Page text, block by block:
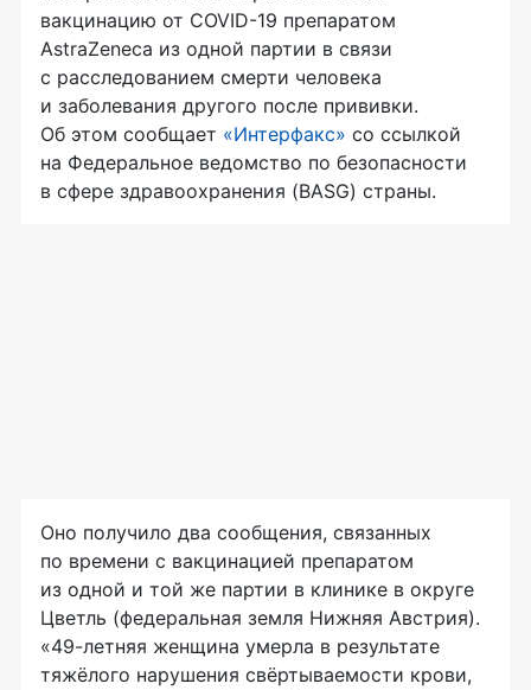
вакцинацию от COVID-19 препаратом
AstraZeneca из одной партии в связи
с расследованием смерти человека
и заболевания другого после прививки.
Об этом сообщает «Интерфакс» со ссылкой
на Федеральное ведомство по безопасности
в сфере здравоохранения (BASG) страны.
Оно получило два сообщения, связанных
по времени с вакцинацией препаратом
из одной и той же партии в клинике в округе
Цветль (федеральная земля Нижняя Австрия).
«49-летняя женщина умерла в результате
тяжёлого нарушения свёртываемости крови,